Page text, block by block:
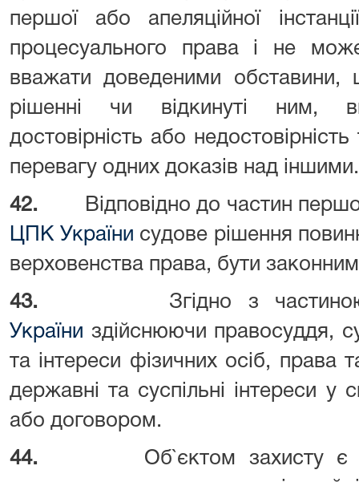
першої або апеляційної
процесуального права і не
вважати доведеними обставини,
рішенні чи відкинуті ним,
достовірність або
перевагу одних доказів над іншими.
42.
Відповідно до частин
ЦПК України судове рішення
верховенства права, бути
43. Згідно з
України здійснюючи правосуддя,
та інтереси фізичних осіб, права
державні та суспільні інтереси у
або договором.
44. Об`єктом захисту